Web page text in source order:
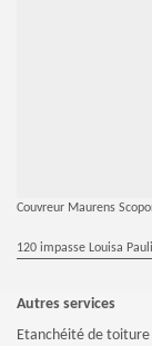
Couvreur Maurens
120 impasse Louisa
Autres services
Etanchéité de